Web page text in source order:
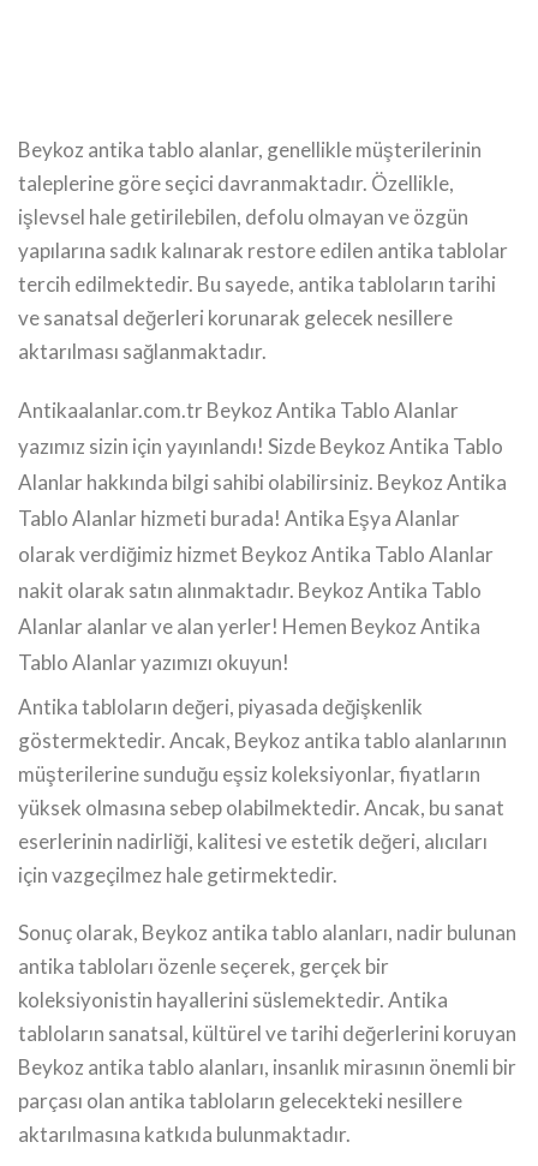
Beykoz antika tablo alanlar, genellikle müşterilerinin
taleplerine göre seçici davranmaktadır. Özellikle,
işlevsel hale getirilebilen, defolu olmayan ve özgün
yapılarına sadık kalınarak restore edilen antika tablolar
tercih edilmektedir. Bu sayede, antika tabloların tarihi
ve sanatsal değerleri korunarak gelecek nesillere
aktarılması sağlanmaktadır.
Antikaalanlar.com.tr Beykoz Antika Tablo Alanlar
yazımız sizin için yayınlandı! Sizde Beykoz Antika Tablo
Alanlar hakkında bilgi sahibi olabilirsiniz. Beykoz Antika
Tablo Alanlar hizmeti burada! Antika Eşya Alanlar
olarak verdiğimiz hizmet Beykoz Antika Tablo Alanlar
nakit olarak satın alınmaktadır. Beykoz Antika Tablo
Alanlar alanlar ve alan yerler! Hemen Beykoz Antika
Tablo Alanlar yazımızı okuyun!
Antika tabloların değeri, piyasada değişkenlik
göstermektedir. Ancak, Beykoz antika tablo alanlarının
müşterilerine sunduğu eşsiz koleksiyonlar, fiyatların
yüksek olmasına sebep olabilmektedir. Ancak, bu sanat
eserlerinin nadirliği, kalitesi ve estetik değeri, alıcıları
için vazgeçilmez hale getirmektedir.
Sonuç olarak, Beykoz antika tablo alanları, nadir bulunan
antika tabloları özenle seçerek, gerçek bir
koleksiyonistin hayallerini süslemektedir. Antika
tabloların sanatsal, kültürel ve tarihi değerlerini koruyan
Beykoz antika tablo alanları, insanlık mirasının önemli bir
parçası olan antika tabloların gelecekteki nesillere
aktarılmasına katkıda bulunmaktadır.